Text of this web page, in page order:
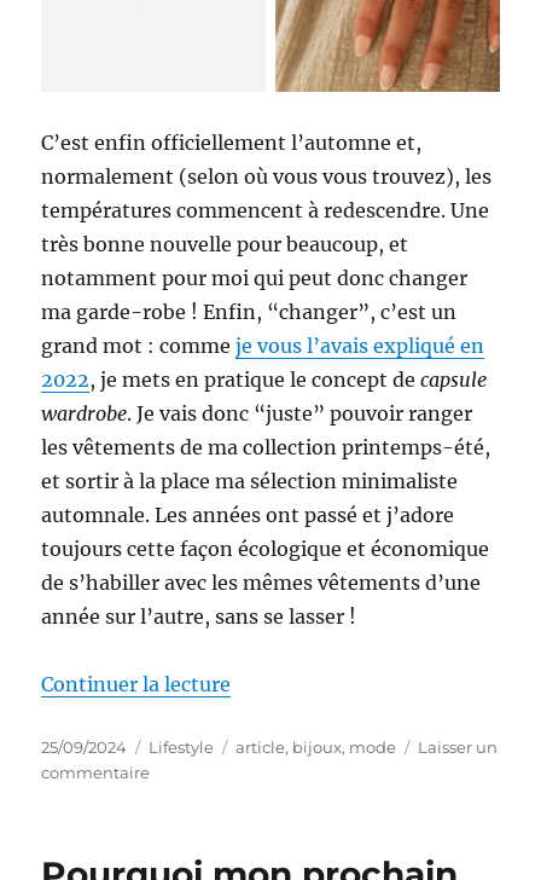
C’est enfin officiellement l’automne et,
normalement (selon où vous vous trouvez), les
températures commencent à redescendre. Une
très bonne nouvelle pour beaucoup, et
notamment pour moi qui peut donc changer
ma garde-robe ! Enfin, “changer”, c’est un
grand mot : commeje vous l’avais expliqué en
2022, je mets en pratique le concept decapsule
wardrobe. Je vais donc “juste” pouvoir ranger
les vêtements de ma collection printemps-été,
et sortir à la place ma sélection minimaliste
automnale. Les années ont passé et j’adore
toujours cette façon écologique et économique
de s’habiller avec les mêmes vêtements d’une
année sur l’autre, sans se lasser !
Continuer la lecture
Publié
le
25/09/2024 Catégories
Lifestyle Étiquettes
article, bijoux, mode
Laisser un
commentairesur
pour